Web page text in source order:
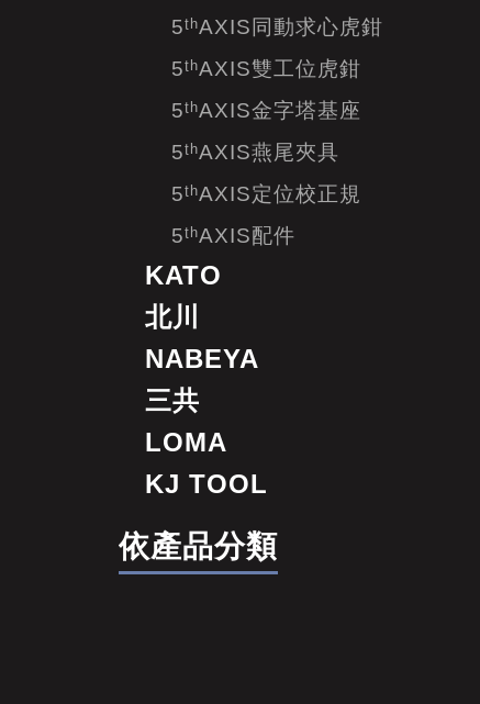
5ᵗʰAXIS同動求心虎鉗
5ᵗʰAXIS雙工位虎鉗
5ᵗʰAXIS金字塔基座
5ᵗʰAXIS燕尾夾具
5ᵗʰAXIS定位校正規
5ᵗʰAXIS配件
KATO
北川
NABEYA
三共
LOMA
KJ TOOL
依產品分類